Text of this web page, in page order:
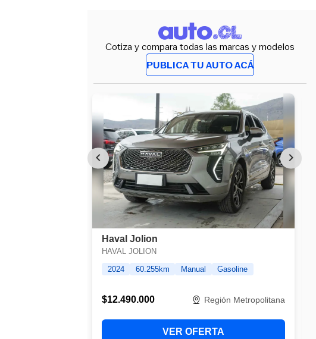
Cotiza y compara todas las marcas y modelos
PUBLICA TU AUTO ACÁ